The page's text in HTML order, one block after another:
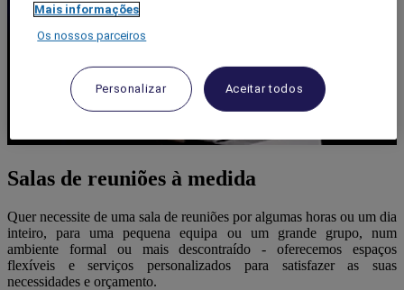
Salas de reuniões à medida
Quer necessite de uma sala de reuniões por algumas horas ou um dia
inteiro, para uma pequena equipa ou um grande grupo, num
ambiente formal ou mais descontraído - oferecemos espaços
flexíveis e serviços personalizados para satisfazer as suas
necessidades e orçamento.
Mais informações
Os nossos parceiros
Personalizar Aceitar todos